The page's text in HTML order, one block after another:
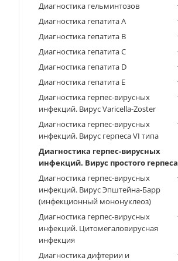
Диагностика гельминтозов
Диагностика гепатита A
Диагностика гепатита B
Диагностика гепатита C
Диагностика гепатита D
Диагностика гепатита E
Диагностика герпес-вирусных
инфекций. Вирус Varicella-Zoster
Диагностика герпес-вирусных
инфекций. Вирус герпеса VI типа
Диагностика герпес-вирусных
инфекций. Вирус простого герпеса
Диагностика герпес-вирусных
инфекций. Вирус Эпштейна-Барр
(инфекционный мононуклеоз)
Диагностика герпес-вирусных
инфекций. Цитомегаловирусная
инфекция
Диагностика дифтерии и